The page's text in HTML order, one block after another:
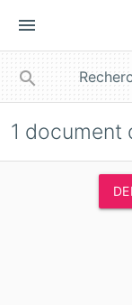
menu
search
1 document